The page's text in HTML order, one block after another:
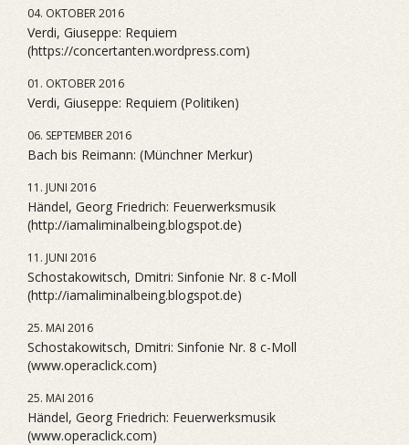
04. OKTOBER 2016
Verdi, Giuseppe: Requiem
(https://concertanten.wordpress.com)
01. OKTOBER 2016
Verdi, Giuseppe: Requiem (Politiken)
06. SEPTEMBER 2016
Bach bis Reimann: (Münchner Merkur)
11. JUNI 2016
Händel, Georg Friedrich: Feuerwerksmusik
(http://iamaliminalbeing.blogspot.de)
11. JUNI 2016
Schostakowitsch, Dmitri: Sinfonie Nr. 8 c-Moll
(http://iamaliminalbeing.blogspot.de)
25. MAI 2016
Schostakowitsch, Dmitri: Sinfonie Nr. 8 c-Moll
(www.operaclick.com)
25. MAI 2016
Händel, Georg Friedrich: Feuerwerksmusik
(www.operaclick.com)